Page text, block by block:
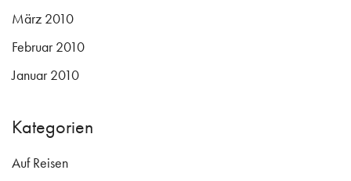
März 2010
Februar 2010
Januar 2010
Kategorien
Auf Reisen